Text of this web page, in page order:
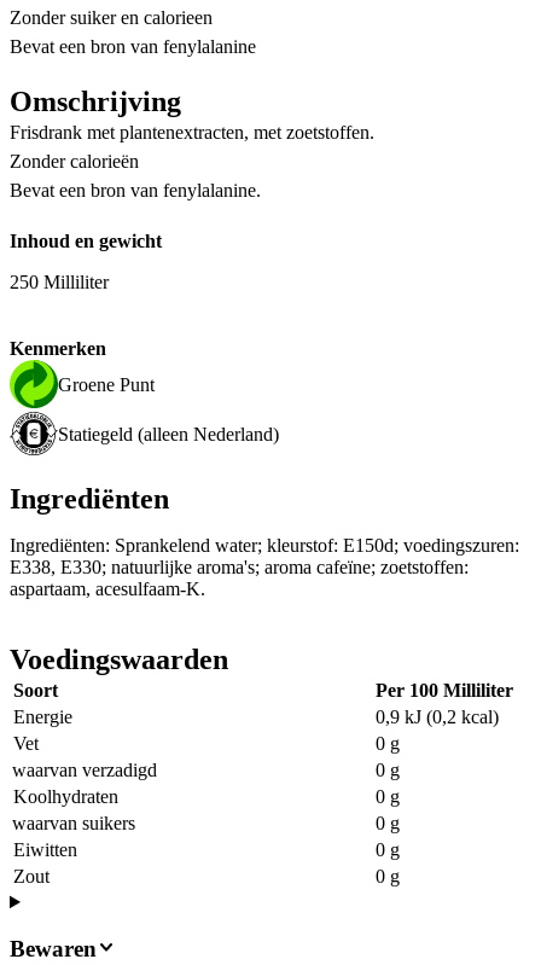
Zonder suiker en calorieen
Bevat een bron van fenylalanine
Omschrijving
Frisdrank met plantenextracten, met zoetstoffen.
Zonder calorieën
Bevat een bron van fenylalanine.
Inhoud en gewicht
250 Milliliter
Kenmerken
Groene Punt
Statiegeld (alleen Nederland)
Ingrediënten
Ingrediënten: Sprankelend water; kleurstof: E150d; voedingszuren:
E338, E330; natuurlijke aroma's; aroma cafeïne; zoetstoffen:
aspartaam, acesulfaam-K.
Voedingswaarden
Soort
Per 100 Milliliter
Energie
0,9 kJ (0,2 kcal)
Vet
0 g
waarvan verzadigd
0 g
Koolhydraten
0 g
waarvan suikers
0 g
Eiwitten
0 g
Zout
0 g
Bewaren